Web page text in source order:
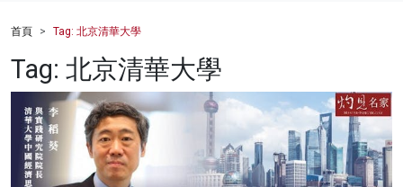
財經
健康
商業
科技
首頁 Tag: 北京清華大學
Tag: 北京清華大學